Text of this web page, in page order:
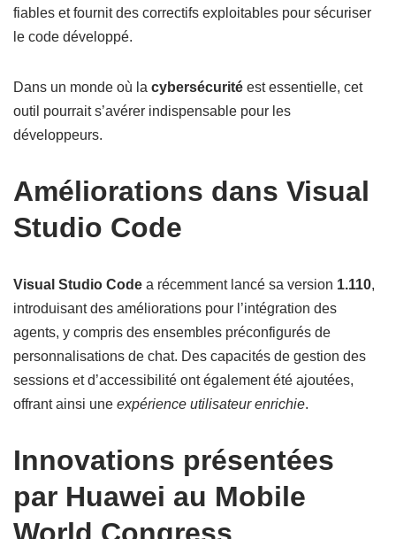
fiables et fournit des correctifs exploitables pour sécuriser
le code développé.
Dans un monde où la cybersécurité est essentielle, cet
outil pourrait s’avérer indispensable pour les
développeurs.
Améliorations dans Visual
Studio Code
Visual Studio Code a récemment lancé sa version 1.110,
introduisant des améliorations pour l’intégration des
agents, y compris des ensembles préconfigurés de
personnalisations de chat. Des capacités de gestion des
sessions et d’accessibilité ont également été ajoutées,
offrant ainsi une expérience utilisateur enrichie.
Innovations présentées
par Huawei au Mobile